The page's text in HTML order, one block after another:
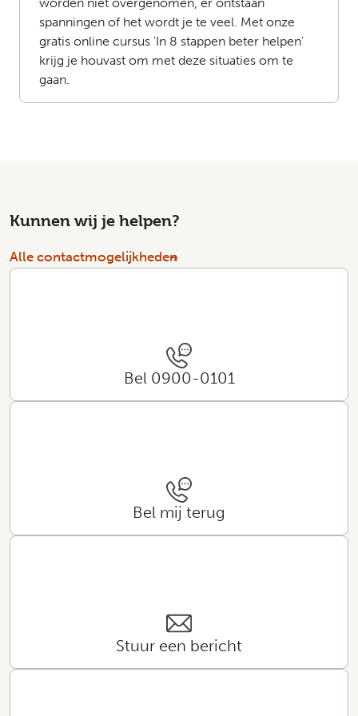
spanningen of het wordt je te veel. Met onze
gratis online cursus 'In 8 stappen beter helpen'
krijg je houvast om met deze situaties om te
gaan.
Kunnen wij je helpen?
Alle contactmogelijkheden
Bel 0900-0101
Bel mij terug
Stuur een bericht